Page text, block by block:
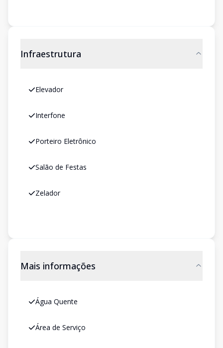
Infraestrutura
Elevador
Interfone
Porteiro Eletrônico
Salão de Festas
Zelador
Mais informações
Água Quente
Área de Serviço